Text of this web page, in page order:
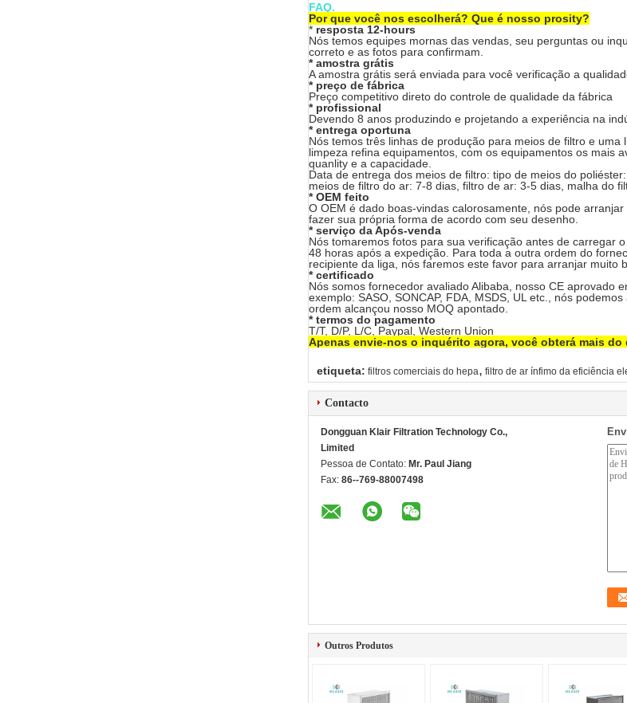
FAQ.
Por que você nos escolherá? Que é nosso prosity?
* resposta 12-hours
Nós temos equipes mornas das vendas, seu perguntas ou
correto e as fotos para confirmam.
* amostra grátis
A amostra grátis será enviada para você verificação a
* preço de fábrica
Preço competitivo direto do controle de qualidade da fábrica
* profissional
Devendo 8 anos produzindo e projetando a experiência na
* entrega oportuna
Nós temos três linhas de produção para meios de filtro e
limpeza refina equipamentos, com os equipamentos os mais
quanlity e a capacidade.
Data de entrega dos meios de filtro: tipo de meios do
meios de filtro do ar: 7-8 dias, filtro de ar: 3-5 dias, malha do
* OEM feito
O OEM é dado boas-vindas calorosamente, nós pode
fazer sua própria forma de acordo com seu desenho.
* serviço da Após-venda
Nós tomaremos fotos para sua verificação antes de carregar
48 horas após a expedição. Para toda a outra ordem do
recipiente da liga, nós faremos este favor para arranjar muito
* certificado
Nós somos fornecedor avaliado Alibaba, nosso CE aprovado
exemplo: SASO, SONCAP, FDA, MSDS, UL etc., nós
ordem alcançou nosso MOQ apontado.
* termos do pagamento
T/T, D/P, L/C, Paypal, Western Union
Apenas envie-nos o inquérito agora, você obterá mais do
etiqueta: filtros comerciais do hepa, filtro de ar ínfimo da eficiência
Contacto
Dongguan Klair Filtration Technology Co.,
Limited
Pessoa de Contato: Mr. Paul Jiang
Fax: 86--769-88007498
Outros Produtos